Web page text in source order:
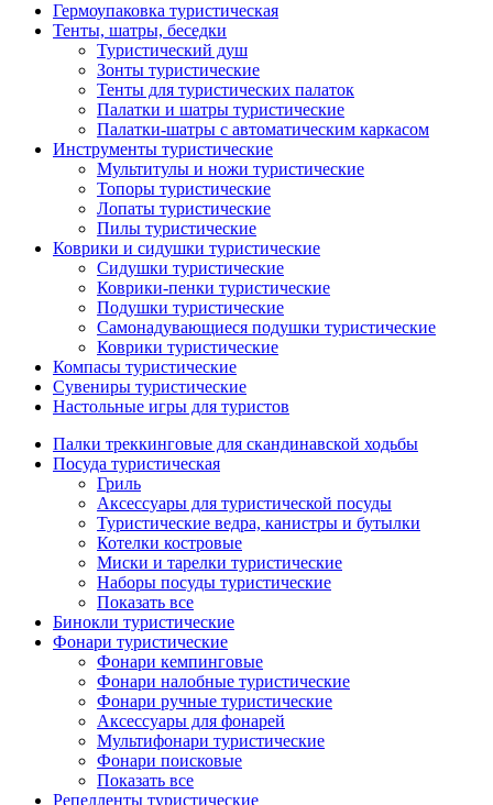
Гермоупаковка туристическая
Тенты, шатры, беседки
Туристический душ
Зонты туристические
Тенты для туристических палаток
Палатки и шатры туристические
Палатки-шатры с автоматическим каркасом
Инструменты туристические
Мультитулы и ножи туристические
Топоры туристические
Лопаты туристические
Пилы туристические
Коврики и сидушки туристические
Сидушки туристические
Коврики-пенки туристические
Подушки туристические
Самонадувающиеся подушки туристические
Коврики туристические
Компасы туристические
Сувениры туристические
Настольные игры для туристов
Палки треккинговые для скандинавской ходьбы
Посуда туристическая
Гриль
Аксессуары для туристической посуды
Туристические ведра, канистры и бутылки
Котелки костровые
Миски и тарелки туристические
Наборы посуды туристические
Показать все
Бинокли туристические
Фонари туристические
Фонари кемпинговые
Фонари налобные туристические
Фонари ручные туристические
Аксессуары для фонарей
Мультифонари туристические
Фонари поисковые
Показать все
Репелленты туристические